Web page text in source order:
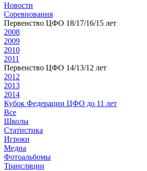
Новости
Соревнования
Первенство ЦФО 18/17/16/15 лет
2008
2009
2010
2011
Первенство ЦФО 14/13/12 лет
2012
2013
2014
Кубок Федерации ЦФО до 11 лет
Все
Школы
Статистика
Игроки
Медиа
Фотоальбомы
Трансляции